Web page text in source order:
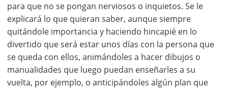
para que no se pongan nerviosos o inquietos. Se le
explicará lo que quieran saber, aunque siempre
quitándole importancia y haciendo hincapié en lo
divertido que será estar unos días con la persona que
se queda con ellos, animándoles a hacer dibujos o
manualidades que luego puedan enseñarles a su
vuelta, por ejemplo, o anticipándoles algún plan que